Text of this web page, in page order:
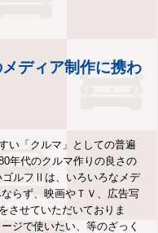
ディア制作に携わ
い「クルマ」としての普遍
年代のクルマ作りの良さの
ルフⅡは、いろいろなメデ
らず、映画やＴＶ、広告写
させていただいておりま
ジで使いたい、等のざっく